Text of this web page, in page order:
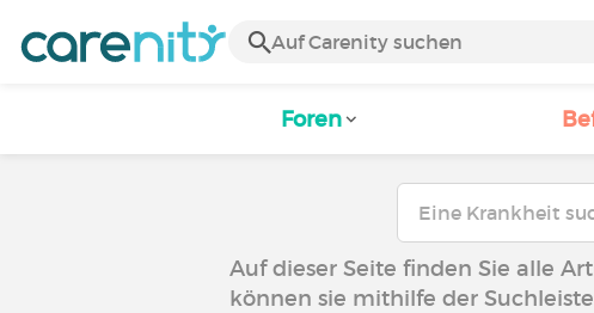
Foren
Auf dieser Seite finden Sie alle
können sie mithilfe der